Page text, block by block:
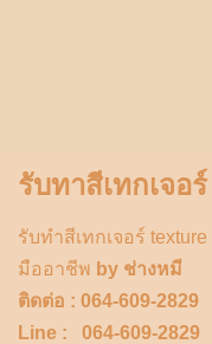
รับทาสีเทกเจอร์
รับทำสีเทกเจอร์
มืออาชีพ by ช่างหมี
ติดต่อ : 064-609-2829
Line : 064-609-2829